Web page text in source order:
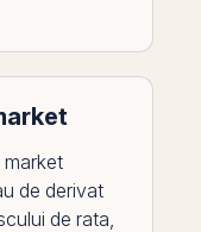
de derivat
de rata,